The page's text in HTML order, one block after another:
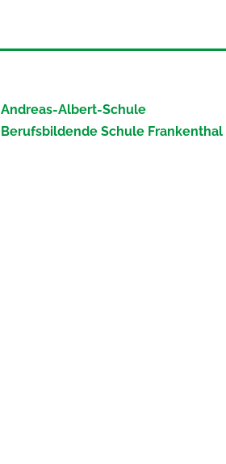
Andreas-Albert-Schule
Berufsbildende Schule Frankenthal